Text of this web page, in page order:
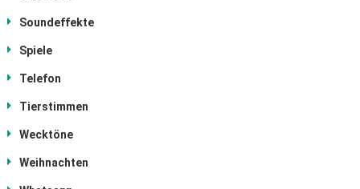
Soundeffekte
Spiele
Telefon
Tierstimmen
Wecktöne
Weihnachten